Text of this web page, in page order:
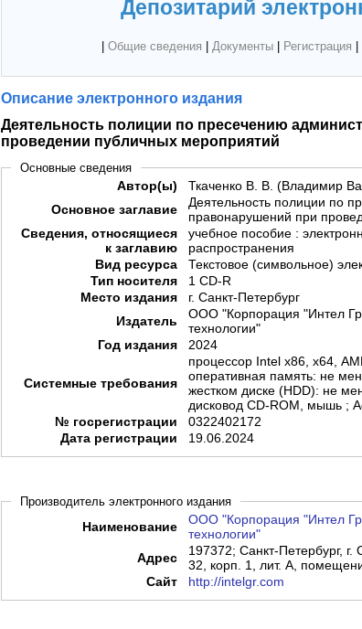
Депозитарий
Общие сведения Документы| Регистрация
Описание электронного издания
Деятельность полиции по пресечению
проведении публичных мероприятий
Основные сведения
Автор(ы)
Ткаченко В. В. (Владимир
Основное заглавие
Деятельность полиции по
правонарушений при
Сведения, относящиеся
к заглавию
учебное пособие :
распространения
Вид ресурса
Текстовое (символьное)
Тип носителя
1 CD-R
Место издания
г. Санкт-Петербург
Издатель
ООО "Корпорация "Интел
технологии"
Год издания
2024
Системные требования
процессор Intel х86, х64,
оперативная память: не
жестком диске (HDD): не
дисковод CD-ROM, мышь ;
№ госрегистрации
0322402172
Дата регистрации
19.06.2024
Производитель электронного издания
Наименование
ООО "Корпорация "Интел
технологии"
Адрес
197372; Санкт-Петербург, г.
32, корп. 1, лит. А,
Сайт
http://intelgr.com